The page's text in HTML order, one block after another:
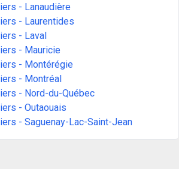
- Lanaudière
- Laurentides
- Laval
- Mauricie
- Montérégie
- Montréal
- Nord-du-Québec
- Outaouais
- Saguenay-Lac-Saint-Jean